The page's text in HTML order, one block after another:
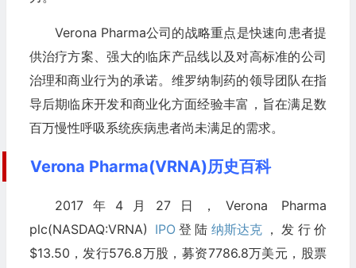
Verona Pharma公司的战略重点是快速向患者提
供治疗方案、强大的临床产品线以及对高标准的公司
治理和商业行为的承诺。维罗纳制药的领导团队在指
导后期临床开发和商业化方面经验丰富，旨在满足数
百万慢性呼吸系统疾病患者尚未满足的需求。
Verona Pharma(VRNA)历史百科
2017年4月27日，Verona Pharma
plc(NASDAQ:VRNA) IPO登陆 纳斯达克，发行价
$13.50，发行576.8万股，募资7786.8万美元，股票